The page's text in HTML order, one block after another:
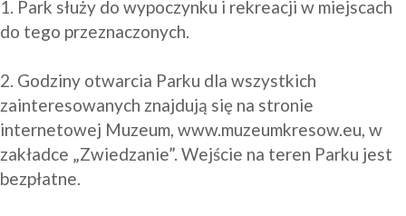
1. Park służy do wypoczynku i rekreacji w miejscach
do tego przeznaczonych.
2. Godziny otwarcia Parku dla wszystkich
zainteresowanych znajdują się na stronie
internetowej Muzeum, www.muzeumkresow.eu, w
zakładce „Zwiedzanie”. Wejście na teren Parku jest
bezpłatne.